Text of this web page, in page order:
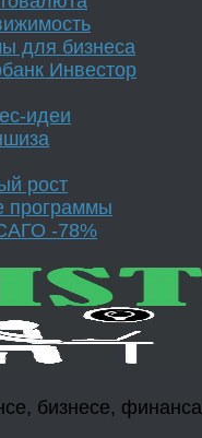
для бизнеса
Инвестор
идеи
рост
программы
-78%
бизнесе,